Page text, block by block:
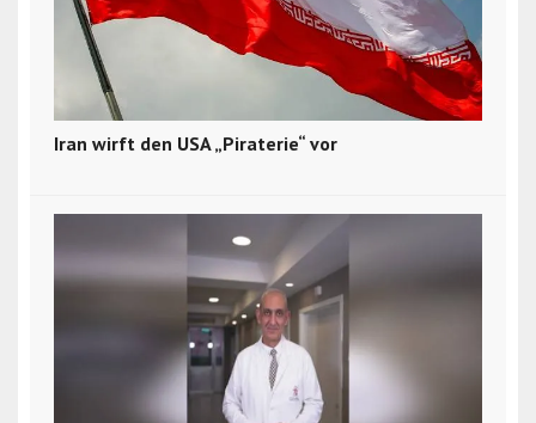
Iran wirft den USA „Piraterie“ vor